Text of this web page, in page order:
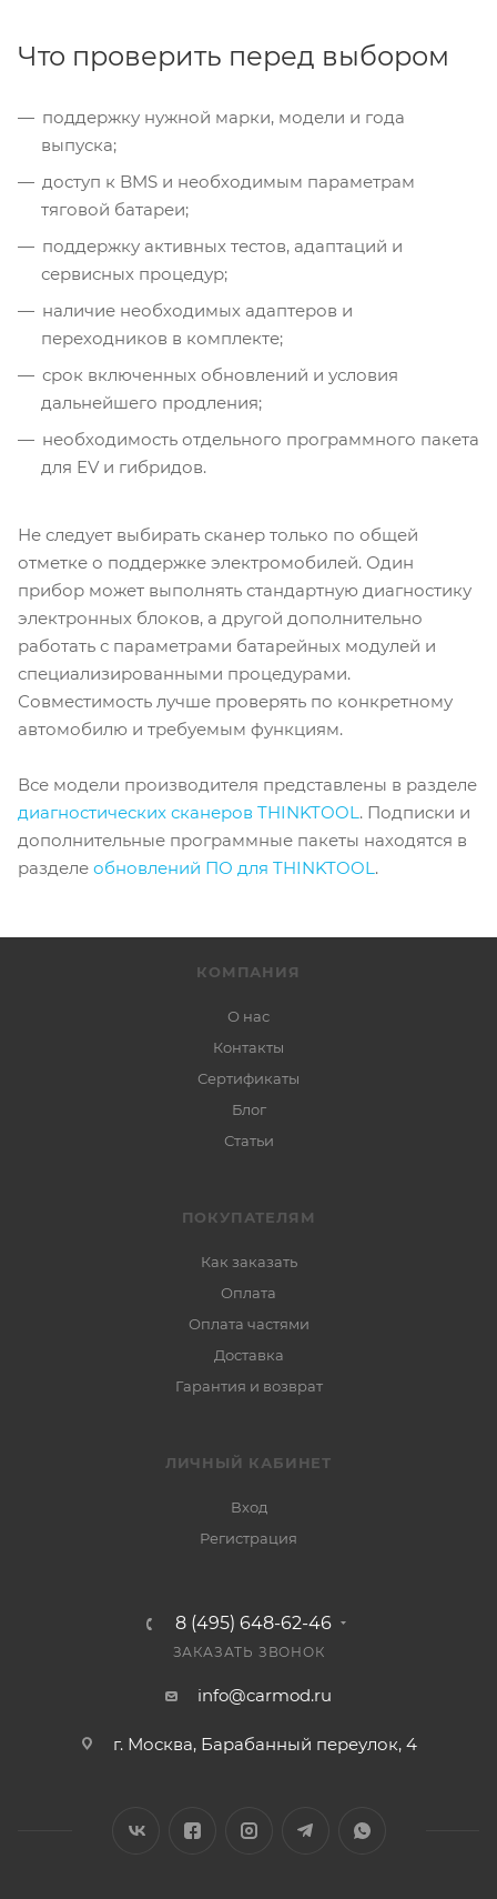
Что проверить перед выбором
поддержку нужной марки, модели и года
выпуска;
доступ к BMS и необходимым параметрам
тяговой батареи;
поддержку активных тестов, адаптаций и
сервисных процедур;
наличие необходимых адаптеров и
переходников в комплекте;
срок включенных обновлений и условия
дальнейшего продления;
необходимость отдельного программного пакета
для EV и гибридов.
Не следует выбирать сканер только по общей
отметке о поддержке электромобилей. Один
прибор может выполнять стандартную диагностику
электронных блоков, а другой дополнительно
работать с параметрами батарейных модулей и
специализированными процедурами.
Совместимость лучше проверять по конкретному
автомобилю и требуемым функциям.
Все модели производителя представлены в разделе
диагностических сканеров THINKTOOL. Подписки и
дополнительные программные пакеты находятся в
разделе обновлений ПО для THINKTOOL.
КОМПАНИЯ
О нас
Контакты
Сертификаты
Блог
Статьи
ПОКУПАТЕЛЯМ
Как заказать
Оплата
Оплата частями
Доставка
Гарантия и возврат
ЛИЧНЫЙ КАБИНЕТ
Вход
Регистрация
8 (495) 648-62-46
ЗАКАЗАТЬ ЗВОНОК
info@carmod.ru
г. Москва, Барабанный переулок, 4